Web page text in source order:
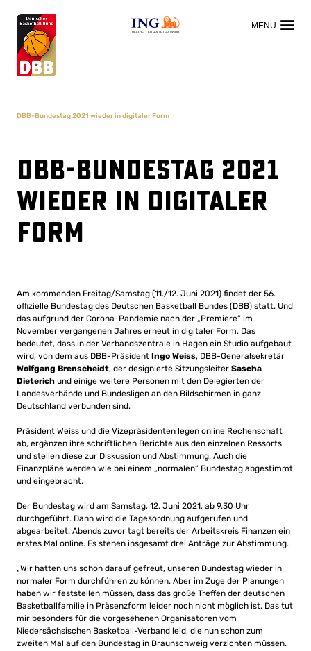
OFFIZIELLER HAUPTSPONSOR
DBB-Bundestag 2021 wieder in digitaler Form
DBB-Bundestag 2021
wieder in digitaler
Form
Am kommenden Freitag/Samstag (11./12. Juni 2021) findet der 56.
offizielle Bundestag des Deutschen Basketball Bundes (DBB) statt. Und
das aufgrund der Corona-Pandemie nach der „Premiere“ im
November vergangenen Jahres erneut in digitaler Form. Das
bedeutet, dass in der Verbandszentrale in Hagen ein Studio aufgebaut
wird, von dem aus DBB-Präsident Ingo Weiss, DBB-Generalsekretär
Wolfgang Brenscheidt, der designierte Sitzungsleiter Sascha
Dieterich und einige weitere Personen mit den Delegierten der
Landesverbände und Bundesligen an den Bildschirmen in ganz
Deutschland verbunden sind.
Präsident Weiss und die Vizepräsidenten legen online Rechenschaft
ab, ergänzen ihre schriftlichen Berichte aus den einzelnen Ressorts
und stellen diese zur Diskussion und Abstimmung. Auch die
Finanzpläne werden wie bei einem „normalen“ Bundestag abgestimmt
und eingebracht.
Der Bundestag wird am Samstag, 12. Juni 2021, ab 9.30 Uhr
durchgeführt. Dann wird die Tagesordnung aufgerufen und
abgearbeitet. Abends zuvor tagt bereits der Arbeitskreis Finanzen ein
erstes Mal online. Es stehen insgesamt drei Anträge zur Abstimmung.
„Wir hatten uns schon darauf gefreut, unseren Bundestag wieder in
normaler Form durchführen zu können. Aber im Zuge der Planungen
haben wir feststellen müssen, dass das große Treffen der deutschen
Basketballfamilie in Präsenzform leider noch nicht möglich ist. Das tut
mir besonders für die vorgesehenen Organisatoren vom
Niedersächsischen Basketball-Verband leid, die nun schon zum
zweiten Mal auf den Bundestag in Braunschweig verzichten müssen.